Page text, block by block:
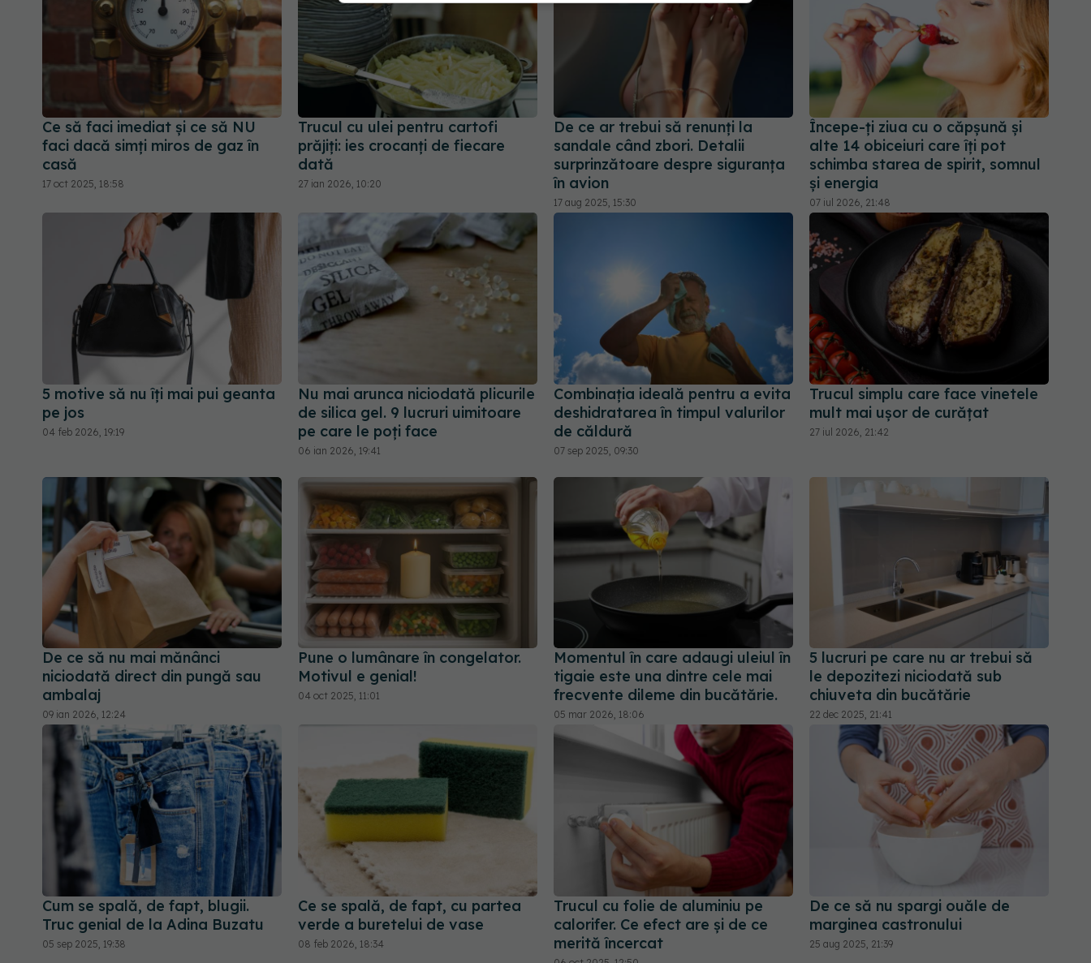
Ce să faci imediat și ce să NU
faci dacă simți miros de gaz în
casă
17 oct 2025, 18:58
Trucul cu ulei pentru cartofi
prăjiți: ies crocanți de fiecare
dată
27 ian 2026, 10:20
De ce ar trebui să renunți la
sandale când zbori. Detalii
surprinzătoare despre siguranța
în avion
17 aug 2025, 15:30
Începe-ți ziua cu o căpșună și
alte 14 obiceiuri care îți pot
schimba starea de spirit, somnul
și energia
07 iul 2026, 21:48
5 motive să nu îți mai pui geanta
pe jos
04 feb 2026, 19:19
Nu mai arunca niciodată plicurile
de silica gel. 9 lucruri uimitoare
pe care le poți face
06 ian 2026, 19:41
Combinația ideală pentru a evita
deshidratarea în timpul valurilor
de căldură
07 sep 2025, 09:30
Trucul simplu care face vinetele
mult mai ușor de curățat
27 iul 2026, 21:42
De ce să nu mai mănânci
niciodată direct din pungă sau
ambalaj
09 ian 2026, 12:24
Pune o lumânare în congelator.
Motivul e genial!
04 oct 2025, 11:01
Momentul în care adaugi uleiul în
tigaie este una dintre cele mai
frecvente dileme din bucătărie.
05 mar 2026, 18:06
5 lucruri pe care nu ar trebui să
le depozitezi niciodată sub
chiuveta din bucătărie
22 dec 2025, 21:41
Cum se spală, de fapt, blugii.
Truc genial de la Adina Buzatu
05 sep 2025, 19:38
Ce se spală, de fapt, cu partea
verde a buretelui de vase
08 feb 2026, 18:34
Trucul cu folie de aluminiu pe
calorifer. Ce efect are și de ce
merită încercat
De ce să nu spargi ouăle de
marginea castronului
25 aug 2025, 21:39